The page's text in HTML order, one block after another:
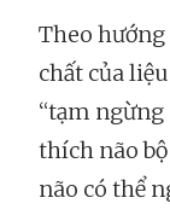
Theo hướng
chất của
“tạm ngừng
thích não
não có thể